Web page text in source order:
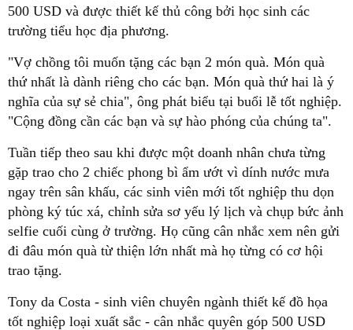
500 USD và được thiết kế thủ công bởi học sinh các
trường tiểu học địa phương.
"Vợ chồng tôi muốn tặng các bạn 2 món quà. Món quà
thứ nhất là dành riêng cho các bạn. Món quà thứ hai là ý
nghĩa của sự sẻ chia", ông phát biểu tại buổi lễ tốt nghiệp.
"Cộng đồng cần các bạn và sự hào phóng của chúng ta".
Tuần tiếp theo sau khi được một doanh nhân chưa từng
gặp trao cho 2 chiếc phong bì ẩm ướt vì dính nước mưa
ngay trên sân khấu, các sinh viên mới tốt nghiệp thu dọn
phòng ký túc xá, chỉnh sửa sơ yếu lý lịch và chụp bức ảnh
selfie cuối cùng ở trường. Họ cũng cân nhắc xem nên gửi
đi đâu món quà từ thiện lớn nhất mà họ từng có cơ hội
trao tặng.
Tony da Costa - sinh viên chuyên ngành thiết kế đồ họa
tốt nghiệp loại xuất sắc - cân nhắc quyên góp 500 USD